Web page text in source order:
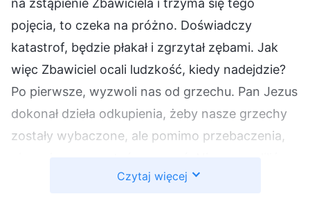
pojęcia, to czeka na próżno. Doświadczy
katastrof, będzie płakał i zgrzytał zębami. Jak
więc Zbawiciel ocali ludzkość, kiedy nadejdzie?
Po pierwsze, wyzwoli nas od grzechu. Pan Jezus
dokonał dzieła odkupienia, żeby nasze grzechy
zostały wybaczone, ale pomimo przebaczenia,
się z kajdan grzechu. To niezaprzeczalny fakt.
Czytaj więcej